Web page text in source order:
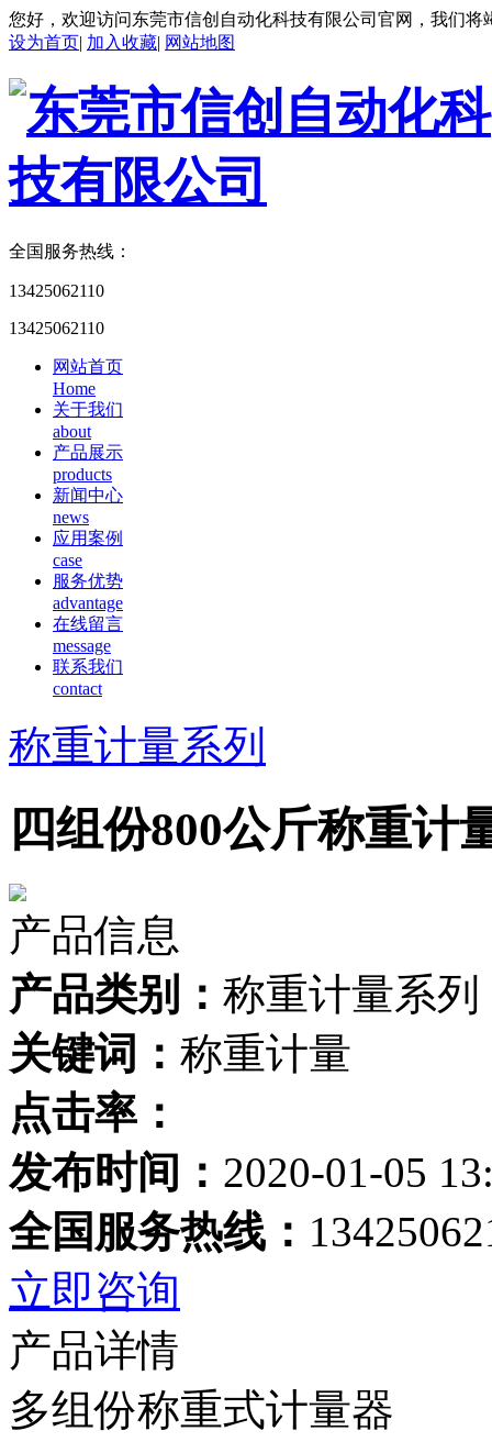
您好，欢迎访问东莞市信创自动化科技有限公司官网，我们将
设为首页| 加入收藏| 网站地图
全国服务热线：
13425062110
13425062110
网站首页
Home
关于我们
about
产品展示
products
新闻中心
news
应用案例
case
服务优势
advantage
在线留言
message
联系我们
contact
称重计量系列
四组份800公斤称重计
产品信息
产品类别： 称重计量系列
关键词： 称重计量
点击率：
发布时间： 2020-01-05
全国服务热线：
立即咨询
产品详情
多组份称重式计量器